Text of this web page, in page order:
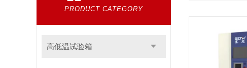
PRODUCT CATEGORY
高低温试验箱